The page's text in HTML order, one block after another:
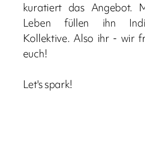
kuratiert das Angebot.
Leben füllen ihn
Kollektive. Also ihr - wir
euch!
Let's spark!